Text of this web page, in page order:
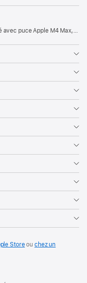
GPU 40 cœurs et écran nano-texturé - Noir sidéral
Storeouchez un